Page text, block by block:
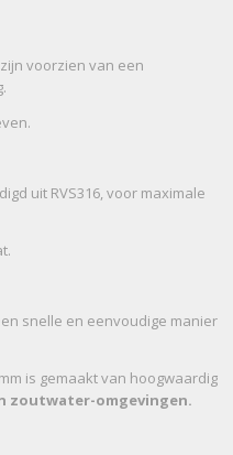
voorzien van een
uit RVS316, voor maximale
snelle en eenvoudige manier
is gemaakt van hoogwaardig
zoutwater-omgevingen.